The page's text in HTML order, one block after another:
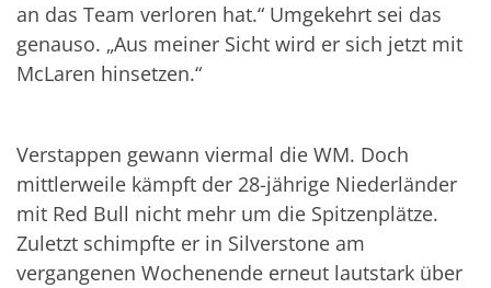
an das Team verloren hat.“ Umgekehrt sei das
genauso. „Aus meiner Sicht wird er sich jetzt mit
McLaren hinsetzen.“
Verstappen gewann viermal die WM. Doch
mittlerweile kämpft der 28-jährige Niederländer
mit Red Bull nicht mehr um die Spitzenplätze.
Zuletzt schimpfte er in Silverstone am
vergangenen Wochenende erneut lautstark über